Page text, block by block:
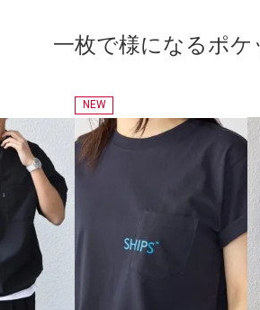
一枚で様になるポケ
NEW